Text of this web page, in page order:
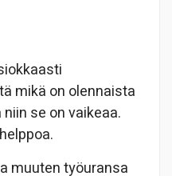
mikä on olennaista
se on vaikeaa.
muuten työuransa